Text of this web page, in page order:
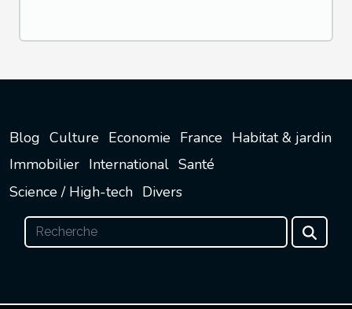
Blog Culture Economie France Habitat & jardin
Immobilier International Santé
Science / High-tech Divers